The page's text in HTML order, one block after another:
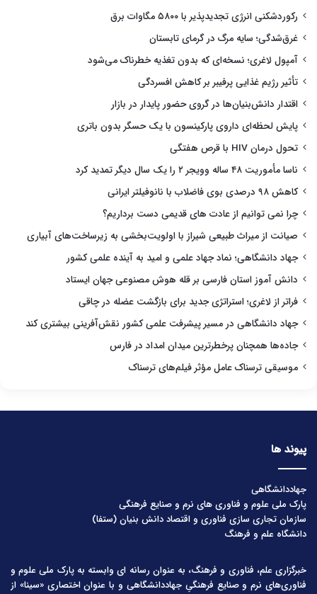
رکوردشکنی انرژی تجدیدپذیر با ۵۸۰۰ مگاوات برق
غرق‌شدگی؛ سایه مرگ در گرمای تابستان
آمپول لاغری؛ نسخه‌ای که بدون تغذیه خطرناک می‌شود
تأثیر رژیم غذایی پرفیبر بر کاهش افسردگی
اقتدار دانش‌بنیان‌ها در گروی حضور پایدار در بازار
پایش لحظه‌ای داروی پارکینسون با یک حسگر بدون باتری
تحول درمان HIV با قرص هفتگی
ناسا مأموریت ۴۸ ساله وویجر ۲ را یک سال دیگر تمدید کرد
کاهش ۹۸ درصدی بوی فاضلاب با نانوفیلتر ایرانی
چرا نمی توانیم از عادت های قدیمی دست برداریم؟
صیانت از میراث طبیعی شیراز با اولویت‌بخشی به زیرساخت‌های آبیاری
جهاد دانشگاهی؛ نماد جهاد علمی و امید به آینده علمی کشور
دانش آموز استان فارسی بر قله هوش مصنوعی جهان ایستاد
فراتر از لاغری؛ استراتژی جدید برای بازگشت عضله در چاقی
جهاد دانشگاهی در مسیر پیشرفت علمی کشور نقش‌آفرینی بیشتری کند
جاده‌ها همچنان پرخطرترین میدان امداد در فارس
موسیقی ترسناک عامل مؤثر فیلم‌های ترسناک
پیوند ها
جهاددانشگاهی
پارک ملی علوم و فناوری های نرم و صنایع فرهنگی
سازمان تجاری سازی فناوری و اقتصاد دانش بنیان (ستفا)
دانشگاه علم و فرهنگ
خبرگزاری علم، فناوری و فرهنگ، به عنوان رسانه ای وابسته به پارک ملی علوم و
فناوری‌های نرم و صنایع فرهنگیِ جهاددانشگاهی و با عنوان اختصاری «سینا» از